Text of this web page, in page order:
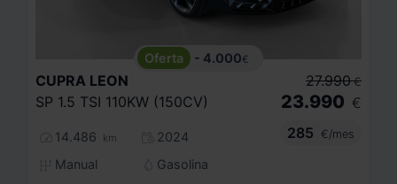
- 4.000€
CUPRA LEON
SP 1.5 TSI 110KW (150CV)
14.486 km
2024
Manual
Gasolina
27.990 €
23.990 €
285
€/mes